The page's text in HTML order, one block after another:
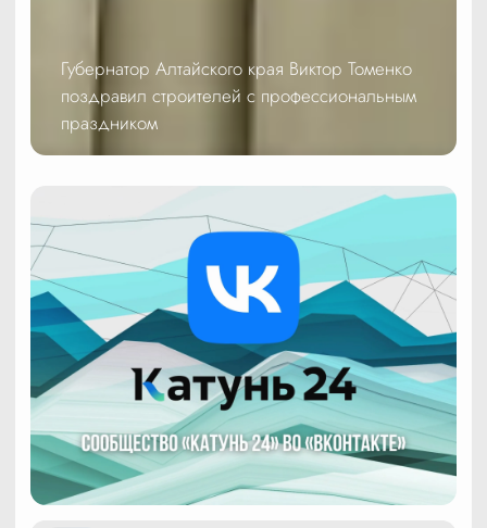
Губернатор Алтайского края Виктор Томенко
поздравил строителей с профессиональным
праздником